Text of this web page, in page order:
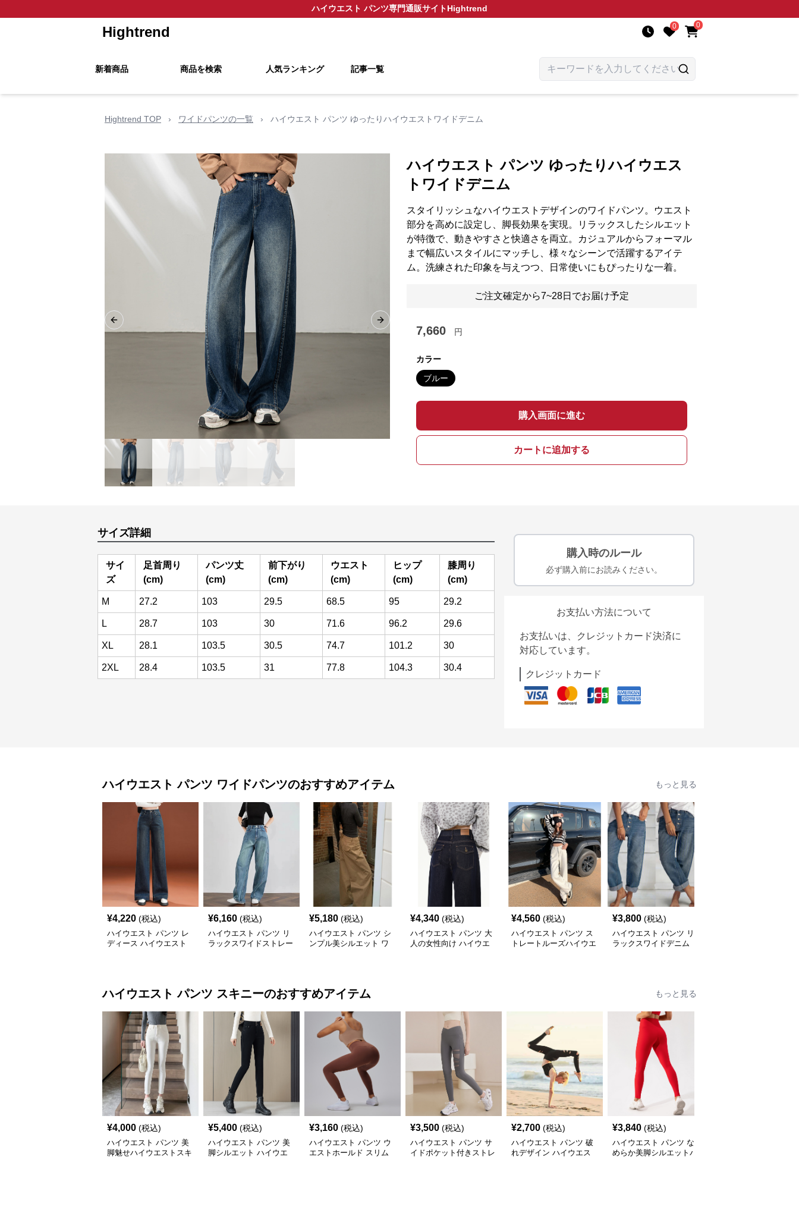
ハイウエスト パンツ専門通販サイトHightrend
Hightrend 0 0
新着商品 商品を検索 人気ランキング 記事一覧
Hightrend TOP › ワイドパンツの一覧 › ハイウエスト パンツ ゆったりハイウエストワイドデニム
Previous slide Next slide
ハイウエスト パンツ ゆったりハイウエス
トワイドデニム
スタイリッシュなハイウエストデザインのワイドパンツ。ウエスト
部分を高めに設定し、脚長効果を実現。リラックスしたシルエット
が特徴で、動きやすさと快適さを両立。カジュアルからフォーマル
まで幅広いスタイルにマッチし、様々なシーンで活躍するアイテ
ム。洗練された印象を与えつつ、日常使いにもぴったりな一着。
ご注文確定から7~28日でお届け予定
7,660 円
カラー
ブルー
購入画面に進む
カートに追加する
サイズ詳細
サイ
ズ
足首周り
(cm)
パンツ丈
(cm)
前下がり
(cm)
ウエスト
(cm)
ヒップ
(cm)
膝周り
(cm)
M 27.2 103 29.5 68.5 95 29.2
L 28.7 103 30 71.6 96.2 29.6
XL 28.1 103.5 30.5 74.7 101.2 30
2XL 28.4 103.5 31 77.8 104.3 30.4
購入時のルール
必ず購入前にお読みください。
お支払い方法について
お支払いは、クレジットカード決済に
対応しています。
クレジットカード
ハイウエスト パンツ ワイドパンツのおすすめアイテム もっと見る
¥4,220 (税込)
ハイウエスト パンツ レ
ディース ハイウエスト
¥6,160 (税込)
ハイウエスト パンツ リ
ラックスワイドストレー
¥5,180 (税込)
ハイウエスト パンツ シ
ンプル美シルエット ワ
¥4,340 (税込)
ハイウエスト パンツ 大
人の女性向け ハイウエ
¥4,560 (税込)
ハイウエスト パンツ ス
トレートルーズハイウエ
¥3,800 (税込)
ハイウエスト パンツ リ
ラックスワイドデニム
ハイウエスト パンツ スキニーのおすすめアイテム もっと見る
¥4,000 (税込)
ハイウエスト パンツ 美
脚魅せハイウエストスキ
¥5,400 (税込)
ハイウエスト パンツ 美
脚シルエット ハイウエ
¥3,160 (税込)
ハイウエスト パンツ ウ
エストホールド スリム
¥3,500 (税込)
ハイウエスト パンツ サ
イドポケット付きストレ
¥2,700 (税込)
ハイウエスト パンツ 破
れデザイン ハイウエス
¥3,840 (税込)
ハイウエスト パンツ な
めらか美脚シルエットパ